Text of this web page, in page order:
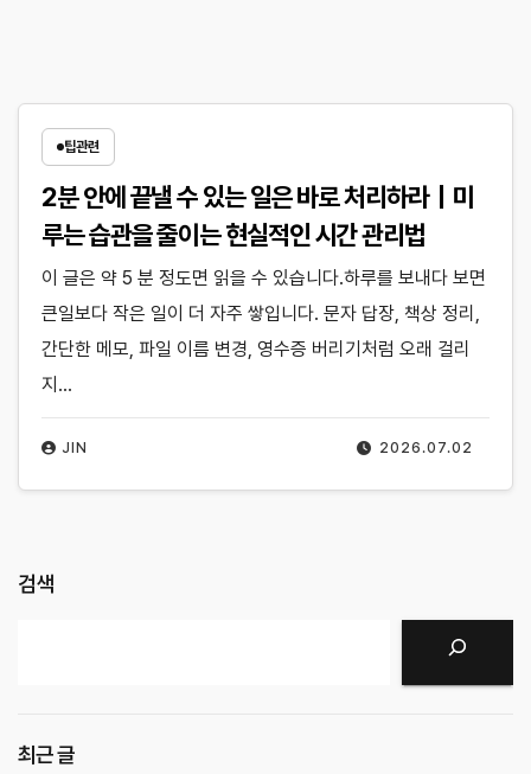
팁관련
2분 안에 끝낼 수 있는 일은 바로 처리하라｜미
루는 습관을 줄이는 현실적인 시간 관리법
2026.07.02
JIN
이 글은 약 5 분 정도면 읽을 수 있습니다.하루를 보내다 보면
큰일보다 작은 일이 더 자주 쌓입니다. 문자 답장, 책상 정리,
간단한 메모, 파일 이름 변경, 영수증 버리기처럼 오래 걸리
지…
검색
최근 글